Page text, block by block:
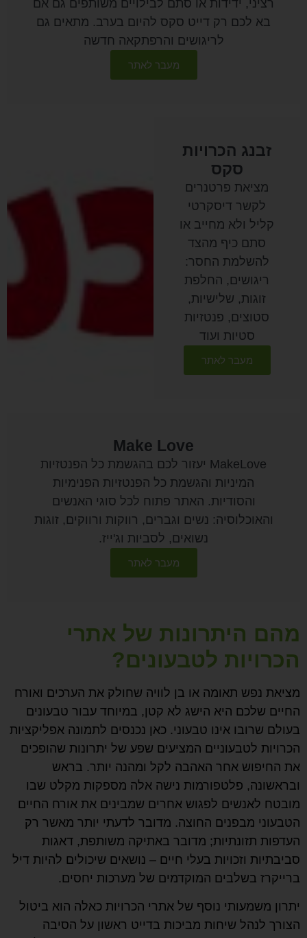
רציני, ידידות או סתם לבילויים משותפים גם אם
בא לכם רק דייט סקס להיום בערב. מתאים גם
לריגושים והרפתקאה חדשה
מעבר לאתר
זבנג הכרויות
סקס
מציאת פרטנרים
לקשר דיסקרטי
קליל ולא מחייב או
סתם כיף מהצד
להשלמת החסר:
ריגושים, החלפת
זוגות, שלישיות,
סטוצים, פנטזיות
סטיות ועוד
מעבר לאתר
Make Love
MakeLove יעזור לכם בהגשמת כל הפנטזיות
המיניות והגשמת כל הפנטזיות הפנימיות
והסודיות. האתר פתוח לכל סוגי האנשים
והאוכלוסיה: נשים וגברים, רווקות ורווקים, זוגות
נשואים, לסביות וג'ייז.
מעבר לאתר
מהם היתרונות של אתרי
הכרויות לטבעונים?
מציאת נפש תאומה או בן לוויה שחולק את הערכים ואורח
החיים שלכם היא הישג לא קטן, במיוחד עבור טבעונים
בעולם שרובו אינו טבעוני. כאן נכנסים לתמונה אפליקציות
הכרויות לטבעוניים המציעים שפע של יתרונות שהופכים
את החיפוש אחר האהבה לקל ומהנה יותר. בראש
ובראשונה, פלטפורמות נישה אלה מספקות מקלט שבו
מובטח לאנשים לפגוש אחרים שמבינים את אורח החיים
הטבעוני מבפנים החוצה. מדובר לדעתי יותר מאשר רק
העדפות תזונתיות; מדובר באתיקה משותפת, דאגות
סביבתיות וזכויות בעלי חיים – נושאים שיכולים להיות דיל
ברייקרז בשלבים המוקדמים של מערכות יחסים.
יתרון משמעותי נוסף של אתרי הכרויות כאלה הוא ביטול
הצורך לנהל שיחות מביכות בדייט ראשון על הסיבה